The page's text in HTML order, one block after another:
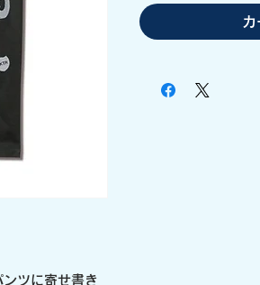
ツに寄せ書き